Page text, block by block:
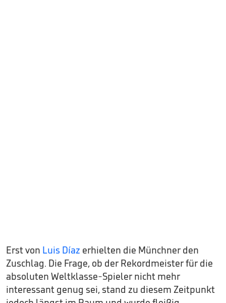
Erst von Luis Díaz erhielten die Münchner den
Zuschlag. Die Frage, ob der Rekordmeister für die
absoluten Weltklasse-Spieler nicht mehr
interessant genug sei, stand zu diesem Zeitpunkt